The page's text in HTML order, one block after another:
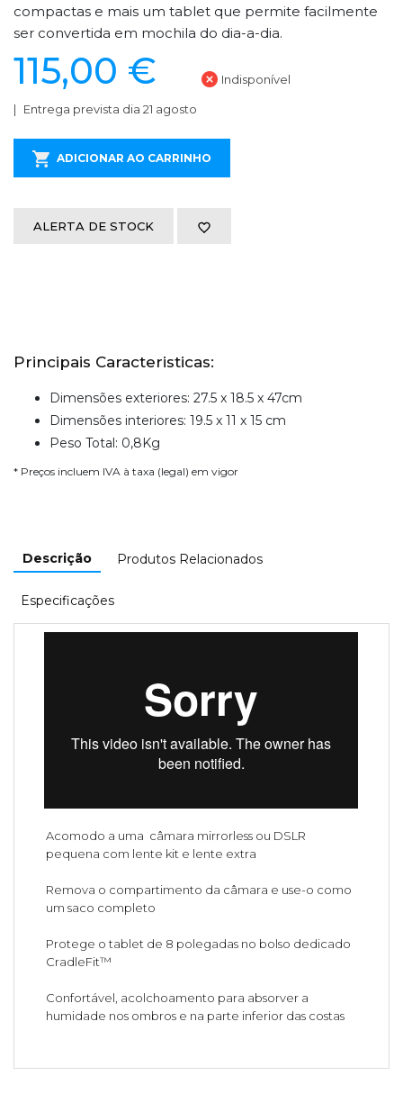
compactas e mais um tablet que permite facilmente
ser convertida em mochila do dia-a-dia.
115,00 € Indisponível
Entrega prevista dia 21 agosto
ADICIONAR AO CARRINHO
ALERTA DE STOCK
Principais Caracteristicas:
Dimensões exteriores: 27.5 x 18.5 x 47cm
Dimensões interiores: 19.5 x 11 x 15 cm
Peso Total: 0,8Kg
* Preços incluem IVA à taxa (legal) em vigor
Descrição Produtos Relacionados
Especificações
Acomodo a uma câmara mirrorless ou DSLR
pequena com lente kit e lente extra
Remova o compartimento da câmara e use-o como
um saco completo
Protege o tablet de 8 polegadas no bolso dedicado
CradleFit™
Confortável, acolchoamento para absorver a
humidade nos ombros e na parte inferior das costas